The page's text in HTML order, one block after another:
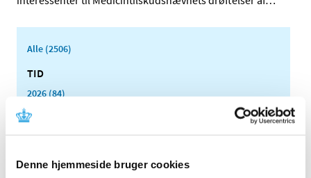
Denne hjemmeside bruger cookies
Alle (2506)
TID
2026 (84)
2025 (158)
2024 (224)
2022 (197)